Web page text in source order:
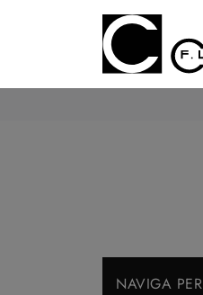
NAVIGA PER